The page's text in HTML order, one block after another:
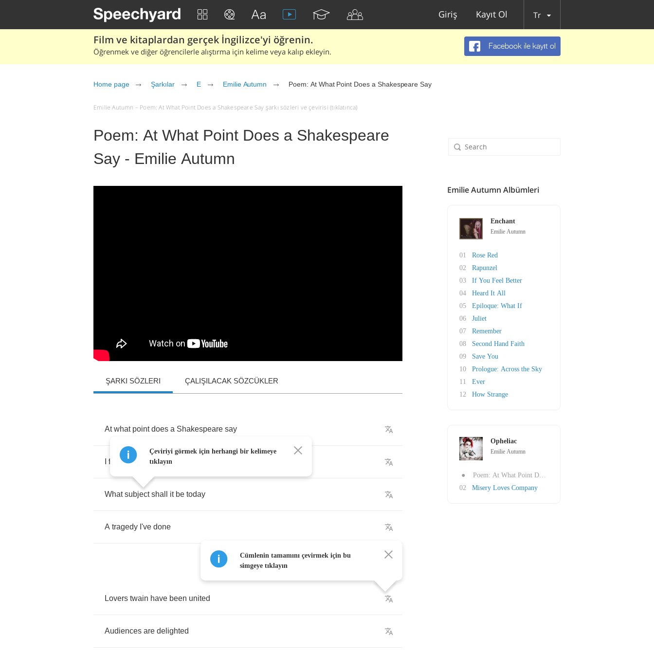
Giriş Kayıt Ol Tr
Film ve kitaplardan gerçek İngilizce'yi öğrenin.
Öğrenmek ve diğer öğrencilerle alıştırma için kelime veya kalıp ekleyin.
Facebook ile kayıt ol
Home page Şarkılar E Emilie Autumn Poem: At What Point Does a Shakespeare Say
Emilie Autumn – Poem: At What Point Does a Shakespeare Say şarkı sözleri ve çevirisi (tıklatınca)
Poem: At What Point Does a Shakespeare
Say - Emilie Autumn
ŞARKI SÖZLERI ÇALIŞILACAK SÖZCÜKLER
At what point does a Shakespeare say
feel it's time I write
What subject shall it be today
A tragedy I've done
Lovers twain have been united
Audiences are delighted
Çeviriyi görmek için herhangi bir kelimeye
tıklayın
Cümlenin tamamını çevirmek için bu
simgeye tıklayın
Emilie Autumn Albümleri
Enchant
Emilie Autumn
01
Rose Red
02
Rapunzel
03
If You Feel Better
04
Heard It All
05
Epiloque: What If
06
Juliet
07
Remember
08
Second Hand Faith
09
Save You
10
Prologue: Across the Sky
11
Ever
12
How Strange
Opheliac
Emilie Autumn
●
Poem: At What Point Does a Shakespeare Say
02
Misery Loves Company